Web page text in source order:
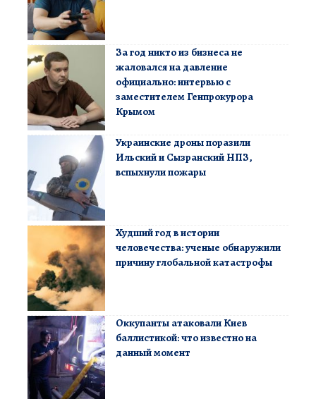
За год никто из бизнеса не
жаловался на давление
официально: интервью с
заместителем Генпрокурора
Крымом
Украинские дроны поразили
Ильский и Сызранский НПЗ,
вспыхнули пожары
Худший год в истории
человечества: ученые обнаружили
причину глобальной катастрофы
Оккупанты атаковали Киев
баллистикой: что известно на
данный момент